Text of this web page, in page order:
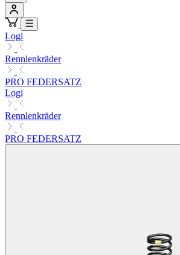
Logi
Rennlenkräder
PRO FEDERSATZ
Logi
Rennlenkräder
PRO FEDERSATZ